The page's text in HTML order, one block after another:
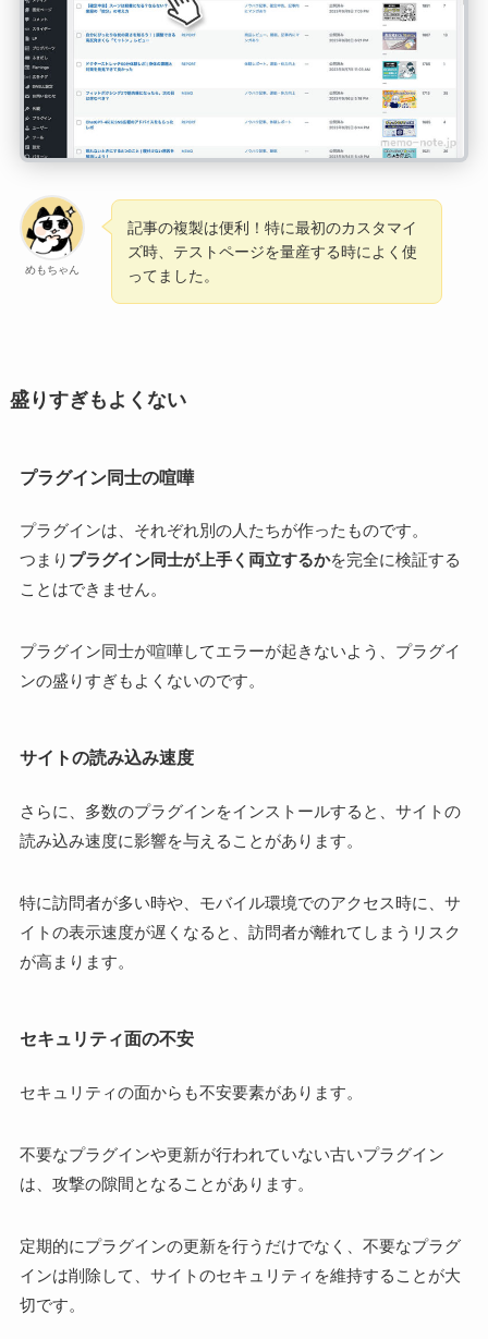
めもちゃん
記事の複製は便利！特に最初のカスタマイ
ズ時、テストページを量産する時によく使
ってました。
盛りすぎもよくない
プラグイン同士の喧嘩
プラグインは、それぞれ別の人たちが作ったものです。
つまり プラグイン同士が上手く両立するかを完全に検証する
ことはできません。
プラグイン同士が喧嘩してエラーが起きないよう、プラグイ
ンの盛りすぎもよくないのです。
サイトの読み込み速度
さらに、多数のプラグインをインストールすると、サイトの
読み込み速度に影響を与えることがあります。
特に訪問者が多い時や、モバイル環境でのアクセス時に、サ
イトの表示速度が遅くなると、訪問者が離れてしまうリスク
が高まります。
セキュリティ面の不安
セキュリティの面からも不安要素があります。
不要なプラグインや更新が行われていない古いプラグイン
は、攻撃の隙間となることがあります。
定期的にプラグインの更新を行うだけでなく、不要なプラグ
インは削除して、サイトのセキュリティを維持することが大
切です。